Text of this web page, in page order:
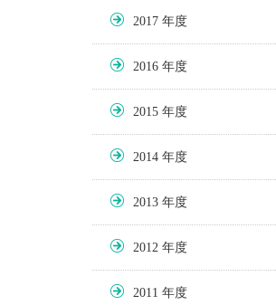
2017
2016
2015
2014
2013
2012
2011